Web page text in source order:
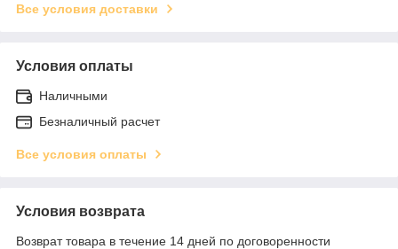
Все условия доставки
Условия оплаты
Наличными
Безналичный расчет
Все условия оплаты
Условия возврата
Возврат товара в течение 14 дней по договоренности